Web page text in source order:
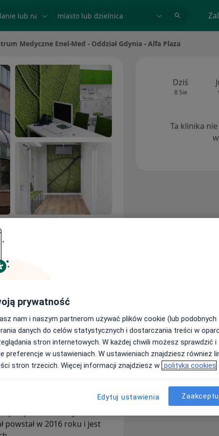
Medyczne Enel-Med - Oddział Gdynia - Alfa Plaza
- Oddział Gdynia -
Adresy Opinie
mieści się przy ulicy ul.
na parterze budynku Alfa
powstał w 2016 roku i jest
Dziś
8 Sie
Ta klinika
prywatność
nam i naszym partnerom używać plików cookie (lub podobnych
danych do celów statystycznych i dostarczania treści w
stron internetowych. W każdej chwili możesz sprawdzić i
preferencje w ustawieniach. W ustawieniach znajdziesz również
stron trzecich. Więcej informacji znajdziesz w polityka cookies
Edytuj ustawienia